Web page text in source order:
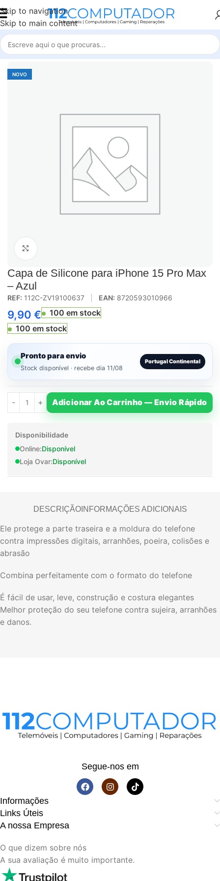
Skip to navigation
Skip to main content
Início Accessories
NOVO
Capa de Silicone para iPhone 15 Pro Max
– Azul
REF: 112C-ZV19100637 EAN: 8720593010966
9,90 €
100 em stock
100 em stock
Pronto para envio
Stock disponível · recebe dia 11/08
Portugal Continental
Adicionar Ao Carrinho — Envio Rápido
Disponibilidade
Online:Disponível
Loja Ovar:Disponível
DESCRIÇÃOINFORMAÇÕES ADICIONAIS
Ele protege a parte traseira e a moldura do telefone
contra impressões digitais, arranhões, poeira, colisões e
abrasão
Combina perfeitamente com o formato do telefone
É fácil de usar, leve, construção e costura elegantes
Melhor proteção do seu telefone contra sujeira, arranhões
e danos.
Segue-nos em
Informações
Links Úteis
A nossa Empresa
O que dizem sobre nós
A sua avaliação é muito importante.